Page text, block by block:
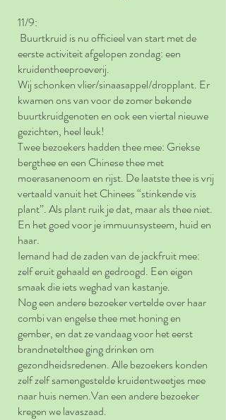
11/9:
Buurtkruid is nu officieel van start met de
eerste activiteit afgelopen zondag: een
kruidentheeproeverij.
Wij schonken vlier/sinaasappel/dropplant. Er
kwamen ons van voor de zomer bekende
buurtkruidgenoten en ook een viertal nieuwe
gezichten, heel leuk!
Twee bezoekers hadden thee mee: Griekse
bergthee en een Chinese thee met
moerasanenoom en rijst. De laatste thee is vrij
vertaald vanuit het Chinees “stinkende vis
plant”. Als plant ruik je dat, maar als thee niet.
En het goed voor je immuunsysteem, huid en
haar.
Iemand had de zaden van de jackfruit mee:
zelf eruit gehaald en gedroogd. Een eigen
smaak die iets weghad van kastanje.
Nog een andere bezoeker vertelde over haar
combi van engelse thee met honing en
gember, en dat ze vandaag voor het eerst
brandnetelthee ging drinken om
gezondheidsredenen. Alle bezoekers konden
zelf zelf samengestelde kruidentweetjes mee
naar huis nemen.Van een andere bezoeker
kregen we lavaszaad.